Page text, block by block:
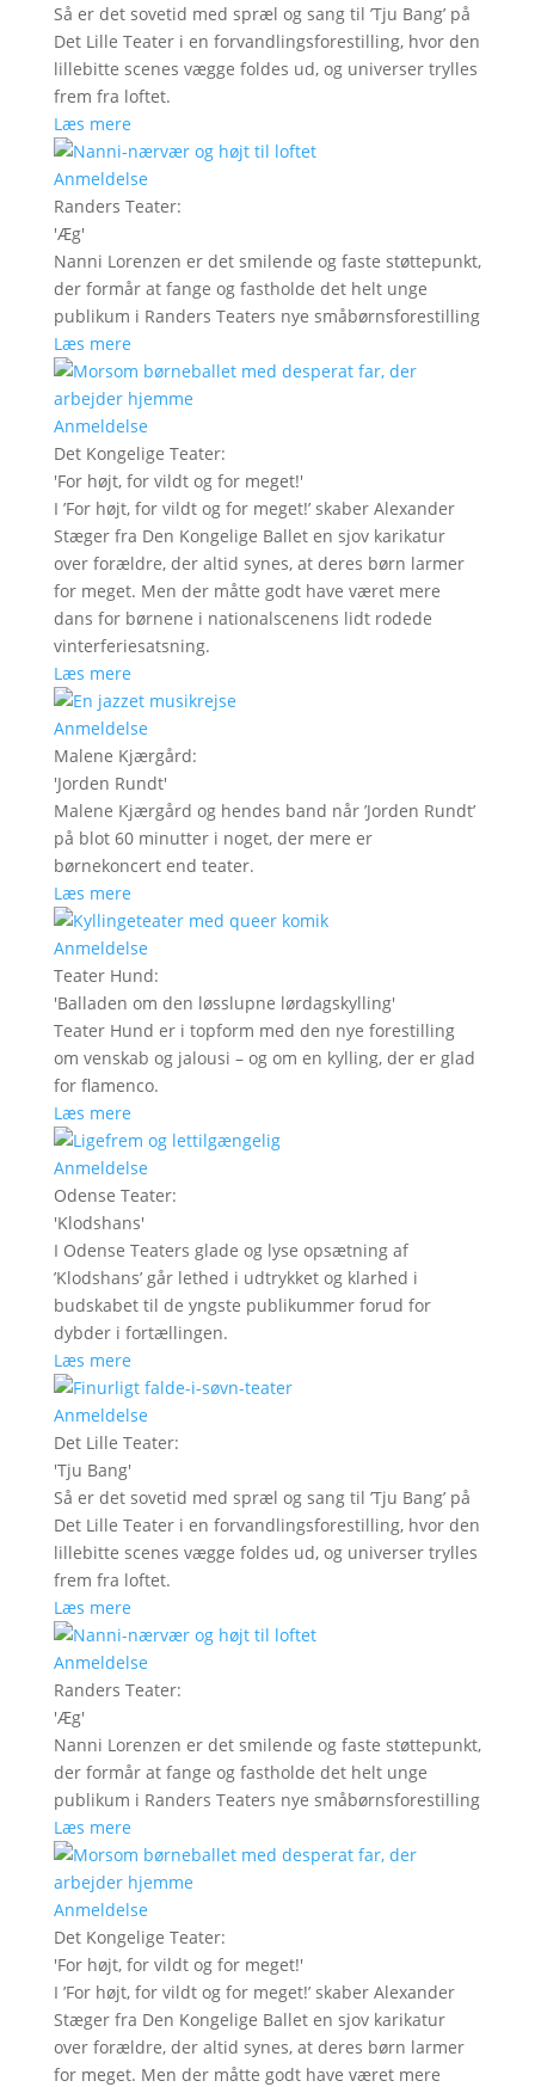
Så er det sovetid med spræl og sang til ’Tju Bang’ på
Det Lille Teater i en forvandlingsforestilling, hvor den
lillebitte scenes vægge foldes ud, og universer trylles
frem fra loftet.
Læs mere
Anmeldelse
Randers Teater:
'Æg'
Nanni Lorenzen er det smilende og faste støttepunkt,
der formår at fange og fastholde det helt unge
publikum i Randers Teaters nye småbørnsforestilling
Læs mere
Anmeldelse
Det Kongelige Teater:
'For højt, for vildt og for meget!'
I ’For højt, for vildt og for meget!’ skaber Alexander
Stæger fra Den Kongelige Ballet en sjov karikatur
over forældre, der altid synes, at deres børn larmer
for meget. Men der måtte godt have været mere
dans for børnene i nationalscenens lidt rodede
vinterferiesatsning.
Læs mere
Anmeldelse
Malene Kjærgård:
'Jorden Rundt'
Malene Kjærgård og hendes band når ’Jorden Rundt’
på blot 60 minutter i noget, der mere er
børnekoncert end teater.
Læs mere
Anmeldelse
Teater Hund:
'Balladen om den løsslupne lørdagskylling'
Teater Hund er i topform med den nye forestilling
om venskab og jalousi – og om en kylling, der er glad
for flamenco.
Læs mere
Anmeldelse
Odense Teater:
'Klodshans'
I Odense Teaters glade og lyse opsætning af
’Klodshans’ går lethed i udtrykket og klarhed i
budskabet til de yngste publikummer forud for
dybder i fortællingen.
Læs mere
Anmeldelse
Det Lille Teater:
'Tju Bang'
Så er det sovetid med spræl og sang til ’Tju Bang’ på
Det Lille Teater i en forvandlingsforestilling, hvor den
lillebitte scenes vægge foldes ud, og universer trylles
frem fra loftet.
Læs mere
Anmeldelse
Randers Teater:
'Æg'
Nanni Lorenzen er det smilende og faste støttepunkt,
der formår at fange og fastholde det helt unge
publikum i Randers Teaters nye småbørnsforestilling
Læs mere
Anmeldelse
Det Kongelige Teater:
'For højt, for vildt og for meget!'
I ’For højt, for vildt og for meget!’ skaber Alexander
Stæger fra Den Kongelige Ballet en sjov karikatur
over forældre, der altid synes, at deres børn larmer
for meget. Men der måtte godt have været mere